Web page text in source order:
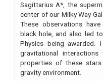
Sagittarius A*, the
center of our Milky Way
These observations
black hole, and also led
Physics being awarded.
gravitational
properties of these
gravity environment.